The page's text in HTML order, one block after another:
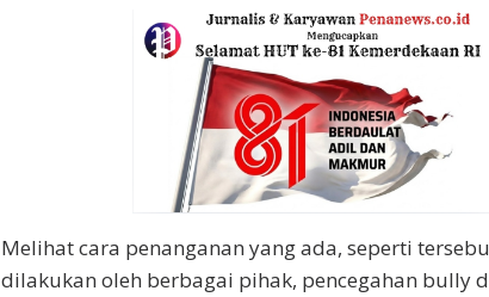
Melihat cara penanganan yang ada, seperti
dilakukan oleh berbagai pihak, pencegahan bully